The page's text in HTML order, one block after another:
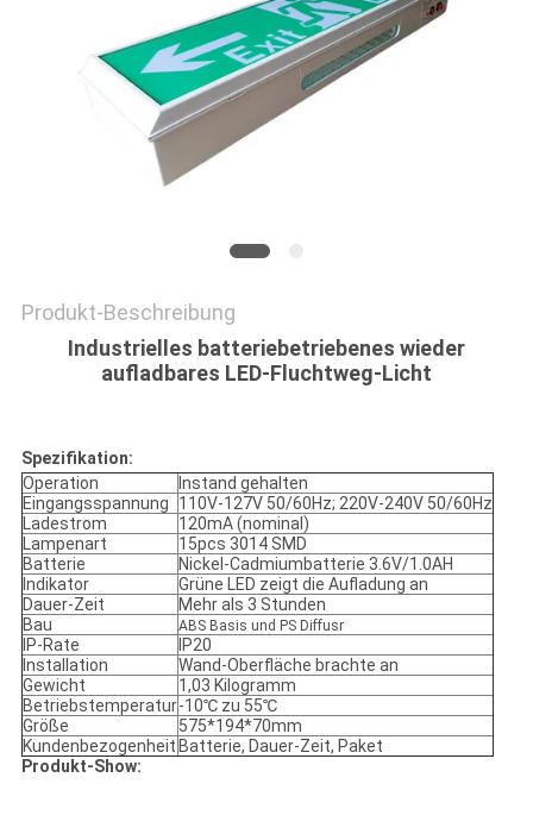
Produkt-Beschreibung
Industrielles batteriebetriebenes wieder
aufladbares LED-Fluchtweg-Licht
Spezifikation:
Operation
Instand gehalten
Eingangsspannung
110V-127V 50/60Hz; 220V-240V 50/60Hz
Ladestrom
120mA (nominal)
Lampenart
15pcs 3014 SMD
Batterie
Nickel-Cadmiumbatterie 3.6V/1.0AH
Indikator
Grüne LED zeigt die Aufladung an
Dauer-Zeit
Mehr als 3 Stunden
Bau
ABS Basis und PS Diffusr
IP-Rate
IP20
Installation
Wand-Oberfläche brachte an
Gewicht
1,03 Kilogramm
Betriebstemperatur-10℃ zu 55℃
Größe
575*194*70mm
Kundenbezogenheit Batterie, Dauer-Zeit, Paket
Produkt-Show: